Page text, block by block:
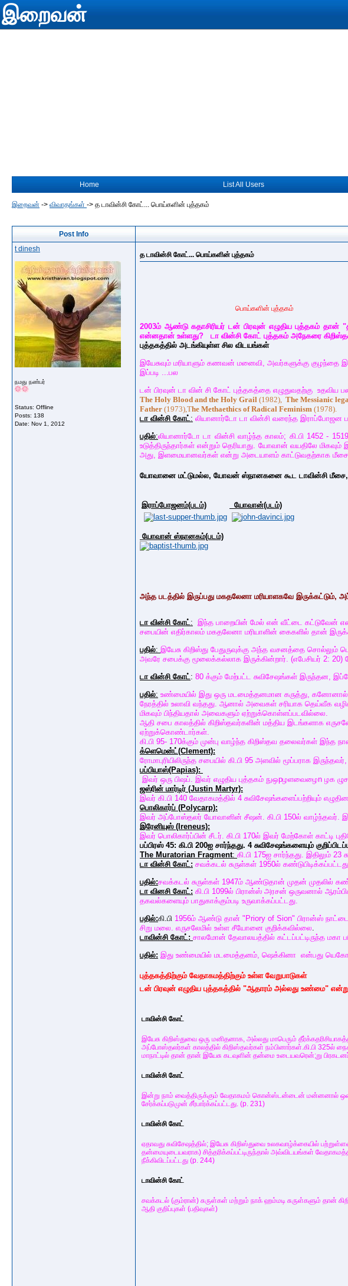
இறைவன்
Home List All Users
இறைவன் -> விவாதங்கள் -> த டாவின்சி கோட்... பொய்களின் புத்தகம்
Post Info
t dinesh
நமது நண்பர்
Status: Offline
Posts: 138
Date: Nov 1, 2012
த டாவின்சி கோட்... பொய்களின் புத்தகம்
பொய்களின் புத்தகம்
2003ம் ஆண்டு கதாசிரியர் டன் பிரவுன் எழுதிய புத்தகம் தான்
என்னதான் உள்ளது? டா வின்சி கோட் புத்தகம் அநேகரை
புத்தகத்தில் அடங்கியுள்ள சில விடயங்கள்
இயேசுவும் மரியாளும் கணவன் மனைவி, அவர்களுக்கு குழந்தை
இப்படி ...பல
டன் பிரவுன் டா வின் சி கோட் புத்தகத்தை எழுதுவதற்கு உதவிய
The Holy Blood and the Holy Grail (1982), The Messianic
Father (1973),The Methaethics of Radical Feminism (1978).
டா வின்சி கோட் : லியானார்டோ டா வின்சி வரைந்த இராப்போஜன
பதில்:லியானார்டோ டா வின்சி வாழ்ந்த காலம்; கி.பி 1452 -
உடுத்திருந்தார்கள் என்றும் தெரியாது. யோவான் வயதிலே
அது, இளமையானவர்கள் என்று அடையாளம் காட்டுவதற்காக
யோவானை மட்டுமல்ல, யோவன் ஸ்நானகனை கூட டாவின்சி மீசை,
இராப்போஜனம்(படம்) யோவான்(படம்)
யோவான் ஸ்நானகம்(படம்)
அந்த படத்தில் இருப்பது மகதலேனா மரியாளகவே
டா வின்சி கோட் : இந்த பாறையின் மேல் என் வீட்டை கட்டுவேன்
சபையின் எதிர்காலம் மகதலேனா மரியாளின் கைகளில் தான்
பதில்: இயேசு கிறிஸ்து பேதுருவுக்கு அந்த வசனத்தை
அவரே சபைக்கு மூலைக்கல்லாக இருக்கின்றார். (எபேசியர் 2: 20)
டா வின்சி கோட் : 80 க்கும் மேற்பட்ட சுவிசேஷங்கள் இருந்தன,
பதில்: உண்மையில் இது ஒரு மடமைத்தனமான கருத்து, கனோனால்
நேரத்தில் உலாவி வந்தது. ஆனால் அவைகள் சரியாக தெய்வீக
மிகவும் பிந்தியதால் அவைகளும் ஏற்றுக்கொள்ளப்படவில்லை.
ஆதி சபை காலத்தில் கிறிஸ்தவர்களின் மத்திய இடங்களாக
ஏற்றுக்கொண்டார்கள்.
கி.பி 95- 170க்கும் முன்பு வாழ்ந்த கிறிஸ்தவ தலைவர்கள் இந்த
க்ளெமென்ட்(Clement):
ரோமாபுரியிலிருந்த சபையில் கி.பி 95 அளவில் மூப்பராக
பப்பியாஸ்(Papias):
இவர் ஒரு பிஷப். இவர் எழுதிய புத்தகம் நுஒpழளவைழைn ழக
ஜஸ்ரின் மார்டிர் (Justin Martyr):
இவர் கி.பி 140 வேதாகமத்தில் 4 சுவிசேஷங்களைப்பற்றியும்
பொலிகார்ப் (Polycarp):
இவர் அப்போஸ்தலர் யோவானின் சீஷன். கி.பி 150ல் வாழ்ந்தவர். இவர்
இரேனியுஸ் (Ireneus):
இவர் பொலிகார்ப்பின் சீடர். கி.பி 170ல் இவர் மேற்கோள் காட்டி
பப்பிரஸ் 45: கி.பி 200ஐ சார்ந்தது. 4 சுவிசேஷங்களையும்
The Muratorian Fragment: கி.பி 175ஐ சார்ந்தது. இதிலும் 23
டா வின்சி கோட்: சவக்கடல் சுருள்கள் 1950ல் கண்டுபிடிக்கப்பட்டது.
பதில்:சவக்கடல் சுருள்கள் 1947ம் ஆண்டுதான் முதன் முதலில்
டா வினசி கோட்: கி.பி 1099ல் பிரான்ஸ் அரசன் ஒருவனால்
தகவல்களையும் பாதுகாக்கும்படி உருவாக்கப்பட்டது.
பதில்:கி.பி 1956ம் ஆண்டு தான் "Priory of Sion" பிரான்ஸ்
சிறு மலை. எருசலேமில் உள்ள சீயோனை குறிக்கவில்லை
டாவின்சி கோட்: சாலமோன் தேவாலயத்தில் கட்டப்பட்டிருந்த
பதில்: இது உண்மையில் மடமைத்தனம், ஷெக்கினா என்பது
புத்தகத்திற்கும் வேதாகமத்திற்கும் உள்ள வேறுபாடுகள்
டன் பிரவுன் எழுதிய புத்தகத்தில் "ஆதாரம் அல்லது உண்மை"
டாவின்சி கோட்
இயேசு கிறிஸ்துவை ஒரு மனிதனாக, அல்லது மாபெரும்
அப்போஸ்தலர்கள் காலத்தில் கிறிஸ்தவர்கள் நம்பினார்கள்.கி.பி 325ல்
மாநாட்டில் தான் தான் இயேசு கடவுளின் தன்மை உடையவரென்;று
டாவின்சி கோட்
இன்று நாம் வைத்திருக்கும் வேதாகமம் கொன்ஸ்டன்டைன் மன்னனால்
சேர்க்கப்படுமுன் சீர்பார்க்கப்பட்டது. (p. 231)
டாவின்சி கோட்
ஏதாவது சுவிசேஷத்தில்; இயேசு கிறிஸ்துவை உலகவாழ்க்கையில்
தன்மையுடையவராக) சித்தரிக்கப்பட்டிருந்தால் அவ்விடயங்கள்
நீக்கிவிடப்பட்டது (p. 244)
டாவின்சி கோட்
சவக்கடல் (கும்ரான்) சுருள்கள் மற்றும் நாக் ஹம்மடி சுருள்களும் தான்
ஆதி குறிப்புகள் (பதிவுகள்)